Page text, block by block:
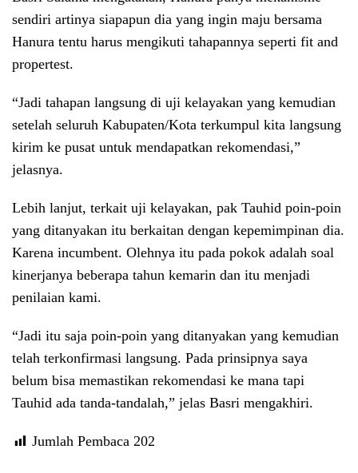
sendiri artinya siapapun dia yang ingin maju bersama
Hanura tentu harus mengikuti tahapannya seperti fit and
propertest.
“Jadi tahapan langsung di uji kelayakan yang kemudian
setelah seluruh Kabupaten/Kota terkumpul kita langsung
kirim ke pusat untuk mendapatkan rekomendasi,”
jelasnya.
Lebih lanjut, terkait uji kelayakan, pak Tauhid poin-poin
yang ditanyakan itu berkaitan dengan kepemimpinan dia.
Karena incumbent. Olehnya itu pada pokok adalah soal
kinerjanya beberapa tahun kemarin dan itu menjadi
penilaian kami.
“Jadi itu saja poin-poin yang ditanyakan yang kemudian
telah terkonfirmasi langsung. Pada prinsipnya saya
belum bisa memastikan rekomendasi ke mana tapi
Tauhid ada tanda-tandalah,” jelas Basri mengakhiri.
Jumlah Pembaca 202